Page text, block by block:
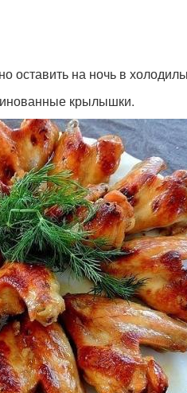
оставить на ночь в
крылышки.